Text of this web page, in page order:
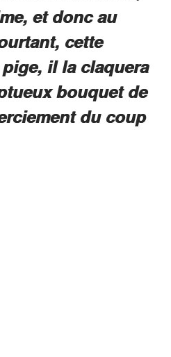
et donc au
cette
il la claquera
bouquet de
du coup